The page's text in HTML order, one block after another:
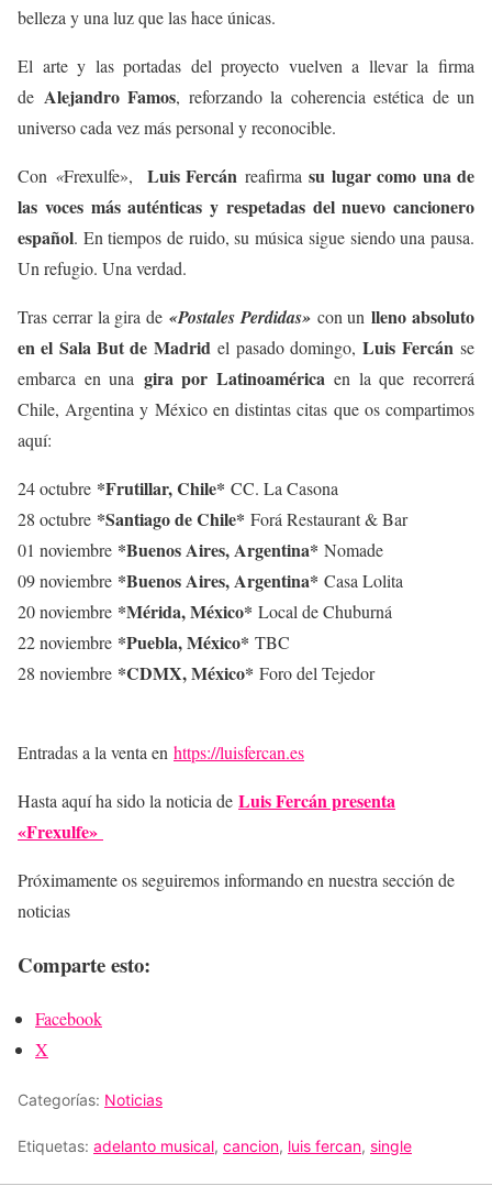
belleza y una luz que las hace únicas.
El arte y las portadas del proyecto vuelven a llevar la firma
de Alejandro Famos, reforzando la coherencia estética de un
universo cada vez más personal y reconocible.
Con «Frexulfe», Luis Fercán reafirma su lugar como una de
las voces más auténticas y respetadas del nuevo cancionero
español. En tiempos de ruido, su música sigue siendo una pausa.
Un refugio. Una verdad.
Tras cerrar la gira de «Postales Perdidas»con unlleno absoluto
en el Sala But de Madridel pasado domingo,Luis Fercánse
embarca en una gira por Latinoaméricaen la que recorrerá
Chile, Argentina y México en distintas citas que os compartimos
aquí:
24 octubre *Frutillar, Chile* CC. La Casona
28 octubre *Santiago de Chile* Forá Restaurant & Bar
01 noviembre *Buenos Aires, Argentina* Nomade
09 noviembre *Buenos Aires, Argentina* Casa Lolita
20 noviembre *Mérida, México* Local de Chuburná
22 noviembre *Puebla, México* TBC
28 noviembre *CDMX, México* Foro del Tejedor
Entradas a la venta en https://luisfercan.es
Hasta aquí ha sido la noticia de Luis Fercán presenta
«Frexulfe»
Próximamente os seguiremos informando en nuestra sección de
noticias
Comparte esto:
Facebook
X
Categorías: Noticias
Etiquetas: adelanto musical, cancion, luis fercan, single